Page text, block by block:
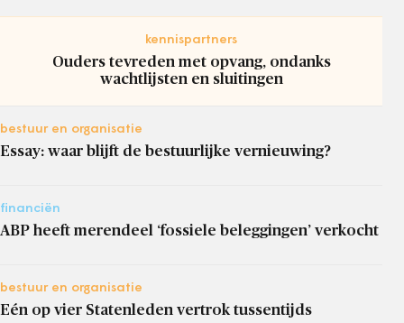
kennispartners
Ouders tevreden met opvang, ondanks
wachtlijsten en sluitingen
bestuur en organisatie
Essay: waar blijft de bestuurlijke vernieuwing?
financiën
ABP heeft merendeel ‘fossiele beleggingen’ verkocht
bestuur en organisatie
Eén op vier Statenleden vertrok tussentijds